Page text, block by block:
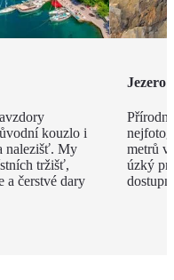
kouzlo i
nalezišť. My
tržišť,
a čerstvé dary
Jezero
metrů
úzký